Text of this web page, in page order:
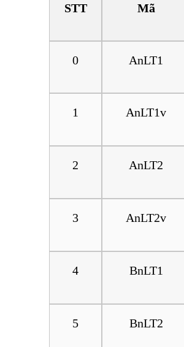
STT Mã
0 AnLT1
1 AnLT1v
2 AnLT2
3 AnLT2v
4 BnLT1
5 BnLT2